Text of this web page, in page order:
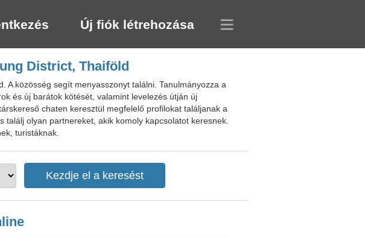
Új fiók létrehozása
District, Thaiföld
közösség segít menyasszonyt találni. Tanulmányozza a
és új barátok kötését, valamint levelezés útján új
chaten keresztül megfelelő profilokat találjanak a
olyan partnereket, akik komoly kapcsolatot keresnek.
turistáknak.